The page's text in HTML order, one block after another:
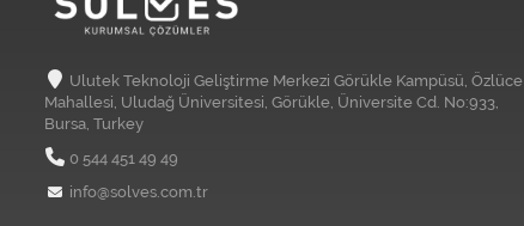
Ulutek Teknoloji Geliştirme Merkezi Görükle Kampüsü, Özlüce
Mahallesi, Uludağ Üniversitesi, Görükle, Üniversite Cd. No:933,
Bursa, Turkey
0 544 451 49 49
info@solves.com.tr